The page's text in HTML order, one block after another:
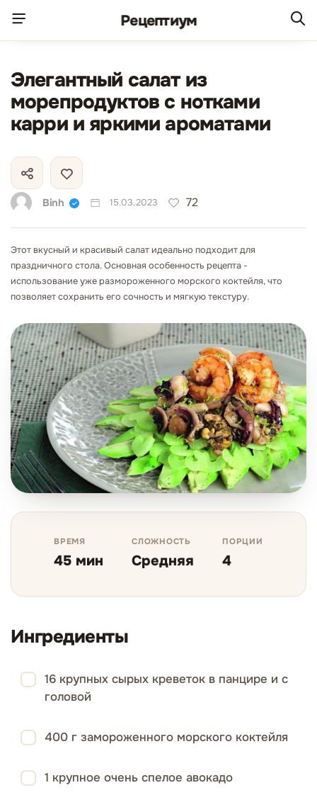
Рецептиум
Элегантный салат из
морепродуктов с нотками
карри и яркими ароматами
Binh 15.03.2023 72
Этот вкусный и красивый салат идеально подходит для
праздничного стола. Основная особенность рецепта -
использование уже размороженного морского коктейля, что
позволяет сохранить его сочность и мягкую текстуру.
ВРЕМЯ
45 мин
СЛОЖНОСТЬ
Средняя
ПОРЦИИ
4
Ингредиенты
16 крупных сырых креветок в панцире и с
головой
400 г замороженного морского коктейля
1 крупное очень спелое авокадо